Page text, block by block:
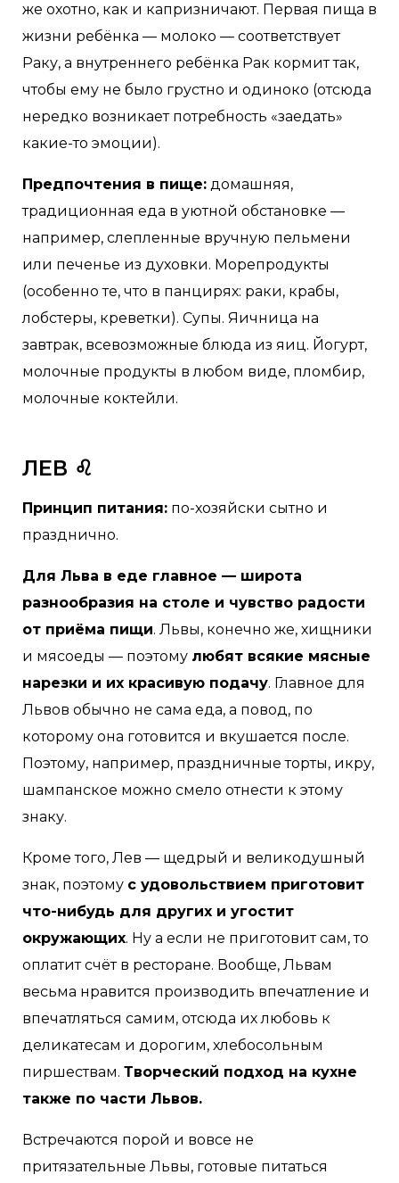
же охотно, как и капризничают. Первая пища в
жизни ребёнка — молоко — соответствует
Раку, а внутреннего ребёнка Рак кормит так,
чтобы ему не было грустно и одиноко (отсюда
нередко возникает потребность «заедать»
какие-то эмоции).
Предпочтения в пище: домашняя,
традиционная еда в уютной обстановке —
например, слепленные вручную пельмени
или печенье из духовки. Морепродукты
(особенно те, что в панцирях: раки, крабы,
лобстеры, креветки). Супы. Яичница на
завтрак, всевозможные блюда из яиц. Йогурт,
молочные продукты в любом виде, пломбир,
молочные коктейли.
ЛЕВ ♌
Принцип питания: по-хозяйски сытно и
празднично.
Для Льва в еде главное — широта
разнообразия на столе и чувство радости
от приёма пищи. Львы, конечно же, хищники
и мясоеды — поэтому любят всякие мясные
нарезки и их красивую подачу. Главное для
Львов обычно не сама еда, а повод, по
которому она готовится и вкушается после.
Поэтому, например, праздничные торты, икру,
шампанское можно смело отнести к этому
знаку.
Кроме того, Лев — щедрый и великодушный
знак, поэтому с удовольствием приготовит
что-нибудь для других и угостит
окружающих. Ну а если не приготовит сам, то
оплатит счёт в ресторане. Вообще, Львам
весьма нравится производить впечатление и
впечатляться самим, отсюда их любовь к
деликатесам и дорогим, хлебосольным
пиршествам. Творческий подход на кухне
также по части Львов.
Встречаются порой и вовсе не
притязательные Львы, готовые питаться